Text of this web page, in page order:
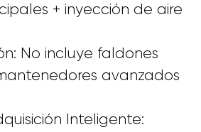
+ inyección de aire
No incluye faldones
avanzados
Inteligente: